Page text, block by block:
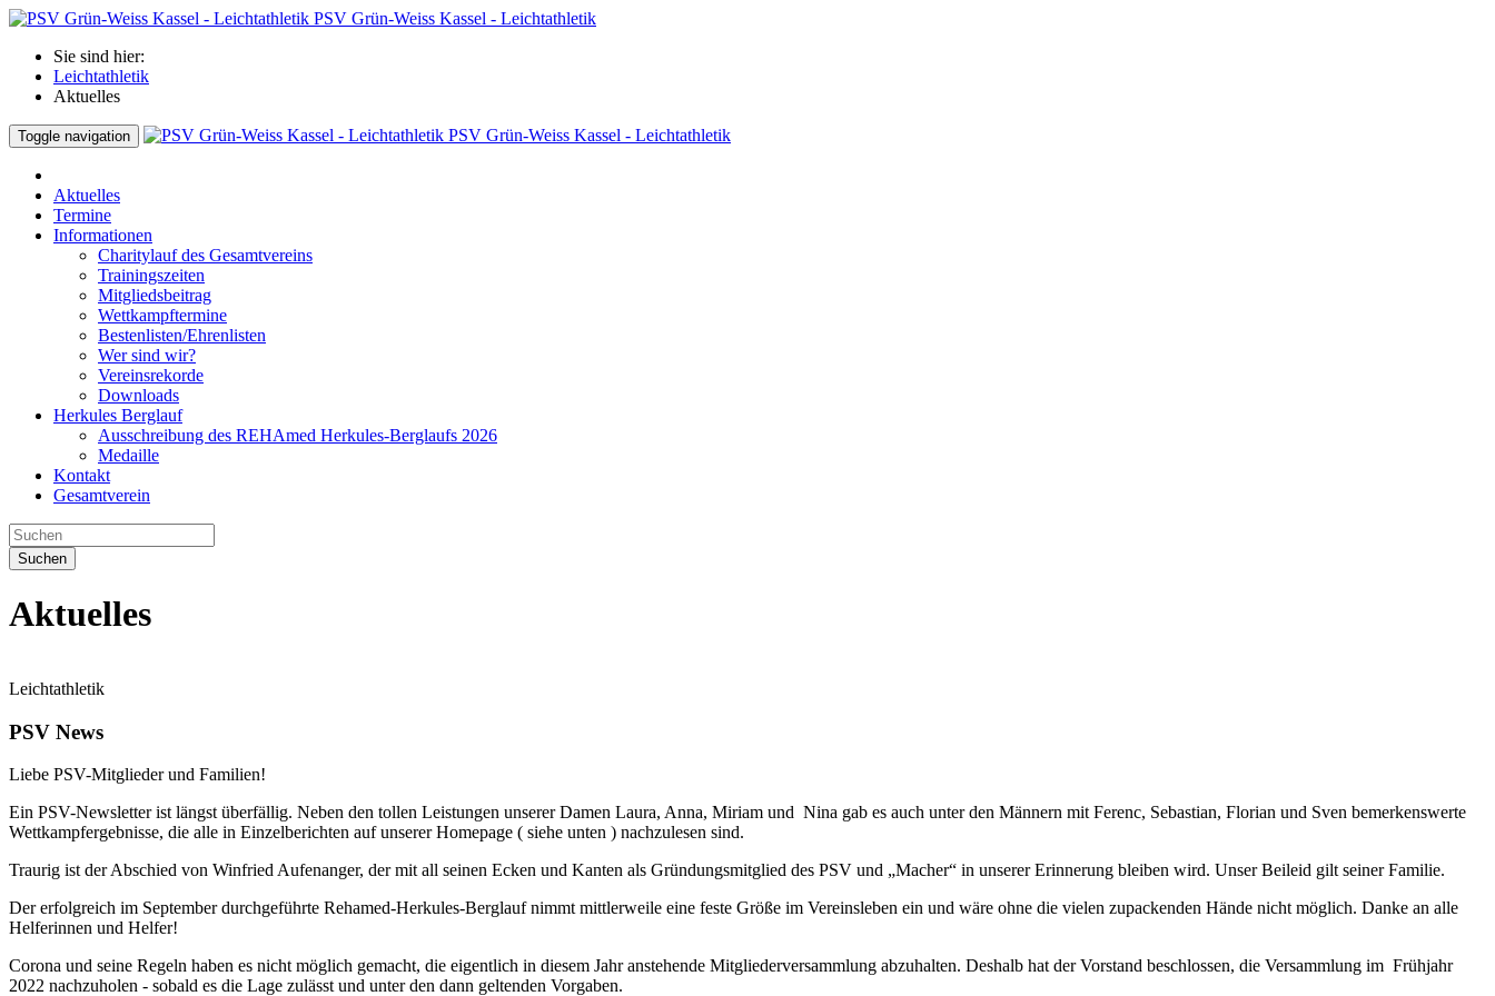
PSV Grün-Weiss Kassel - Leichtathletik
Sie sind hier:
Leichtathletik
Aktuelles
Toggle navigation PSV Grün-Weiss Kassel - Leichtathletik
Aktuelles
Termine
Informationen
Charitylauf des Gesamtvereins
Trainingszeiten
Mitgliedsbeitrag
Wettkampftermine
Bestenlisten/Ehrenlisten
Wer sind wir?
Vereinsrekorde
Downloads
Herkules Berglauf
Ausschreibung des REHAmed Herkules-Berglaufs 2026
Medaille
Kontakt
Gesamtverein
Suchen
Aktuelles
Leichtathletik
PSV News
Liebe PSV-Mitglieder und Familien!
Ein PSV-Newsletter ist längst überfällig. Neben den tollen Leistungen unserer Damen Laura, Anna, Miriam und Nina gab es auch unter den Männern mit Ferenc, Sebastian, Florian und Sven bemerkenswerte
Wettkampfergebnisse, die alle in Einzelberichten auf unserer Homepage ( siehe unten ) nachzulesen sind.
Traurig ist der Abschied von Winfried Aufenanger, der mit all seinen Ecken und Kanten als Gründungsmitglied des PSV und „Macher“ in unserer Erinnerung bleiben wird. Unser Beileid gilt seiner Familie.
Der erfolgreich im September durchgeführte Rehamed-Herkules-Berglauf nimmt mittlerweile eine feste Größe im Vereinsleben ein und wäre ohne die vielen zupackenden Hände nicht möglich. Danke an alle
Helferinnen und Helfer!
Corona und seine Regeln haben es nicht möglich gemacht, die eigentlich in diesem Jahr anstehende Mitgliederversammlung abzuhalten. Deshalb hat der Vorstand beschlossen, die Versammlung im Frühjahr
2022 nachzuholen - sobald es die Lage zulässt und unter den dann geltenden Vorgaben.